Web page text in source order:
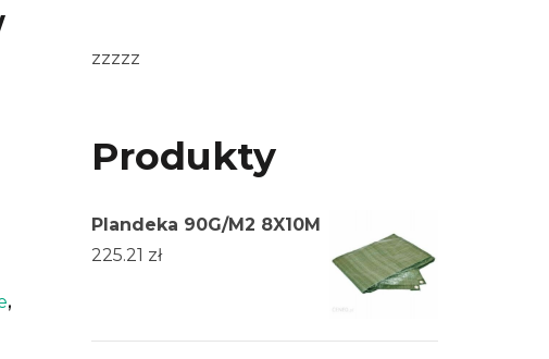
,
zzzzz
Produkty
Plandeka 90G/M2 8X10M
225.21 zł